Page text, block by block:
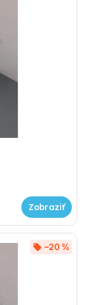
–20 %